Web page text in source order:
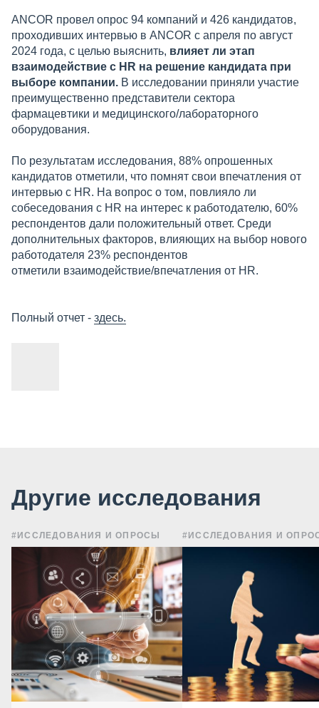
ANCOR провел опрос 94 компаний и 426 кандидатов,
проходивших интервью в ANCOR с апреля по август
2024 года, с целью выяснить, влияет ли этап
взаимодействие с HR на решение кандидата при
выборе компании. В исследовании приняли участие
преимущественно представители сектора
фармацевтики и медицинского/лабораторного
оборудования.
По результатам исследования, 88% опрошенных
кандидатов отметили, что помнят свои впечатления от
интервью с HR. На вопрос о том, повлияло ли
собеседования с HR на интерес к работодателю, 60%
респондентов дали положительный ответ. Среди
дополнительных факторов, влияющих на выбор нового
работодателя 23% респондентов
отметили взаимодействие/впечатления от HR.
Полный отчет - здесь.
Другие исследования
#ИССЛЕДОВАНИЯ И ОПРОСЫ #ИССЛЕДОВАНИЯ И